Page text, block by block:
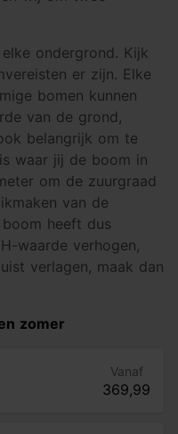
ondergrond. Kijk
er zijn. Elke
bomen kunnen
van de grond,
belangrijk om te
waar jij de boom in
om de zuurgraad
van de
heeft dus
waarde verhogen,
verlagen, maak dan
zomer
Vanaf
369,99